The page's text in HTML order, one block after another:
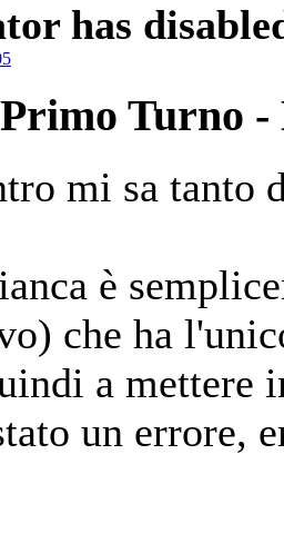
has
Turno
mi sa tanto
è
che ha
a
un errore,